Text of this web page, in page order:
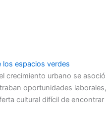
los espacios verdes
crecimiento urbano se asoció
oportunidades laborales,
cultural difícil de encontrar